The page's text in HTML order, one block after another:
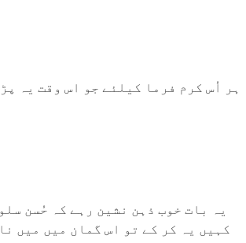
ہر اُس کرم فرما کیلئے جو اس وقت یہ
یہ بات خوب ذہن نشین رہے کہ حُسن
کہیں یہ کر کے تو اس گمان میں میں